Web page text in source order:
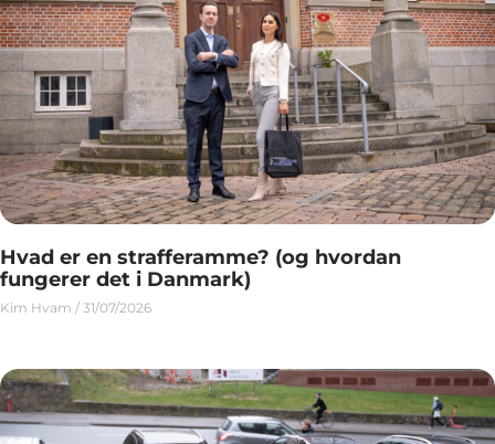
Hvad er en strafferamme? (og hvordan
fungerer det i Danmark)
Kim Hvam 31/07/2026